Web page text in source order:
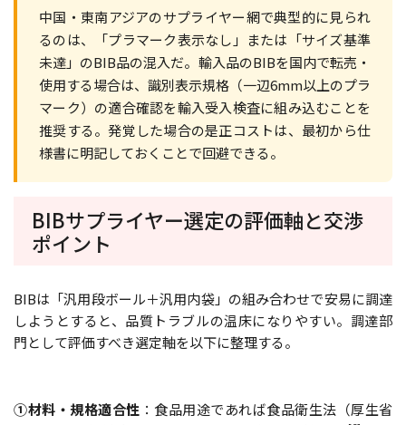
中国・東南アジアのサプライヤー網で典型的に見られ
るのは、「プラマーク表示なし」または「サイズ基準
未達」のBIB品の混入だ。輸入品のBIBを国内で転売・
使用する場合は、識別表示規格（一辺6mm以上のプラ
マーク）の適合確認を輸入受入検査に組み込むことを
推奨する。発覚した場合の是正コストは、最初から仕
様書に明記しておくことで回避できる。
BIBサプライヤー選定の評価軸と交渉
ポイント
BIBは「汎用段ボール＋汎用内袋」の組み合わせで安易に調達
しようとすると、品質トラブルの温床になりやすい。調達部
門として評価すべき選定軸を以下に整理する。
①材料・規格適合性 ：食品用途であれば食品衛生法（厚生省